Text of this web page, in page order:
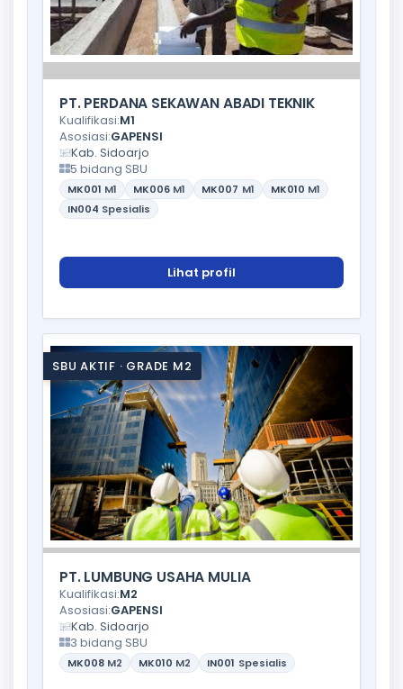
PT. PERDANA SEKAWAN ABADI TEKNIK
Kualifikasi:M1
Asosiasi:GAPENSI
Kab. Sidoarjo
5 bidang SBU
MK001 M1 MK006 M1 MK007 M1 MK010 M1
IN004 Spesialis
Lihat profil
SBU AKTIF · GRADE M2
PT. LUMBUNG USAHA MULIA
Kualifikasi:M2
Asosiasi:GAPENSI
Kab. Sidoarjo
3 bidang SBU
MK008 M2 MK010 M2 IN001 Spesialis